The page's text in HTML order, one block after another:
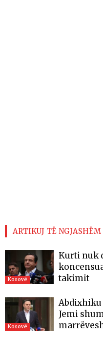
ARTIKUJ TË NGJASHËM
Kosovë
Kurti nuk
takimit
Kosovë
Jemi